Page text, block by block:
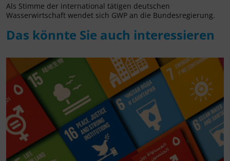
Als Stimme der international tätigen deutschen
Wasserwirtschaft wendet sich GWP an die Bundesregierung.
Das könnte Sie auch interessieren